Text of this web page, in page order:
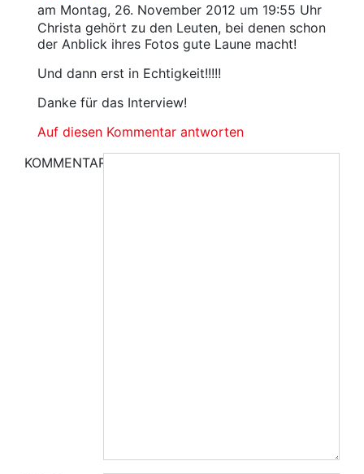
am Montag, 26. November 2012 um 19:55 Uhr
Christa gehört zu den Leuten, bei denen schon
der Anblick ihres Fotos gute Laune macht!
Und dann erst in Echtigkeit!!!!!
Danke für das Interview!
Auf diesen Kommentar antworten
KOMMENTAR